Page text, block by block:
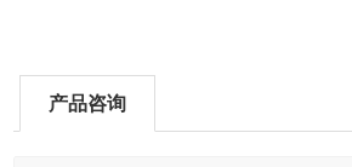
产品咨询